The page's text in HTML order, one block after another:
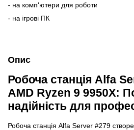
- на комп'ютери для роботи
- на ігрові ПК
Опис
Робоча станція Аlfa
AMD Ryzen 9 9950X:
надійність для
Робоча станція Alfa Server #279